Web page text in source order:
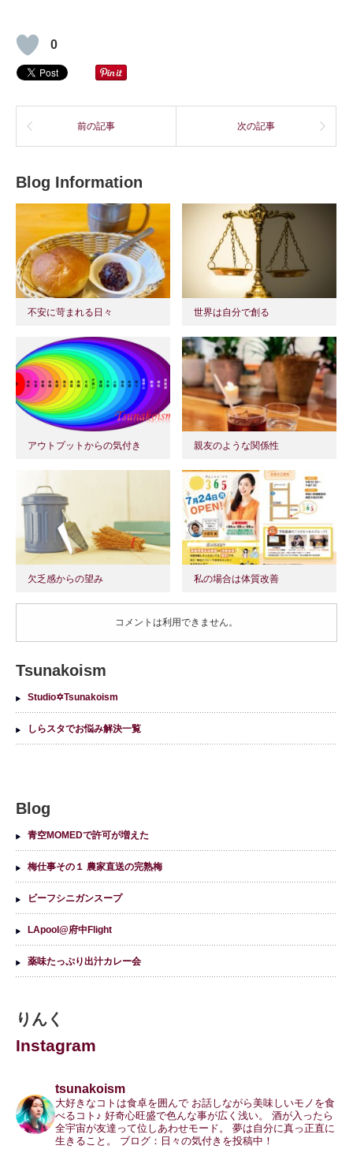
0
前の記事 次の記事
Blog Information
不安に苛まれる日々 世界は自分で創る
アウトプットからの気付き 親友のような関係性
欠乏感からの望み 私の場合は体質改善
コメントは利用できません。
Tsunakoism
Studio✡Tsunakoism
しらスタでお悩み解決一覧
Blog
青空MOMEDで許可が増えた
梅仕事その１ 農家直送の完熟梅
ビーフシニガンスープ
LApool@府中Flight
薬味たっぷり出汁カレー会
りんく
Instagram
tsunakoism
大好きなコトは食卓を囲んで お話しながら美味しいモノを食
べるコト♪ 好奇心旺盛で色んな事が広く浅い。
酒が入ったら
全宇宙が友達って位しあわせモード。
夢は自分に真っ正直に
生きること。
ブログ：日々の気付きを投稿中！